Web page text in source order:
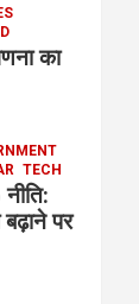
का
TECH
पर